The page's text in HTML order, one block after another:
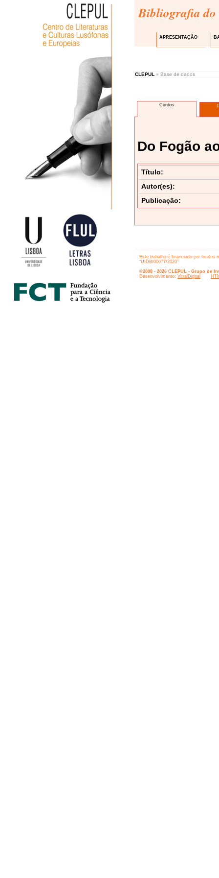
Bibliografia do
APRESENTAÇÃO
CLEPUL » Base de dados
Contos
Do Fogão
Título:
Autor(es):
Publicação:
Este trabalho é financiado por fundos
“UIDB/00077/2020”
©2008 - 2026 CLEPUL - Grupo de
Desenvolvimento: VitralDigital